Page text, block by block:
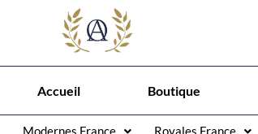
Accueil Boutique